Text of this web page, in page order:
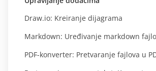
Draw.io: Kreiranje dijagrama
Markdown: Uređivanje markdown
PDF-konverter: Pretvaranje fajlova u